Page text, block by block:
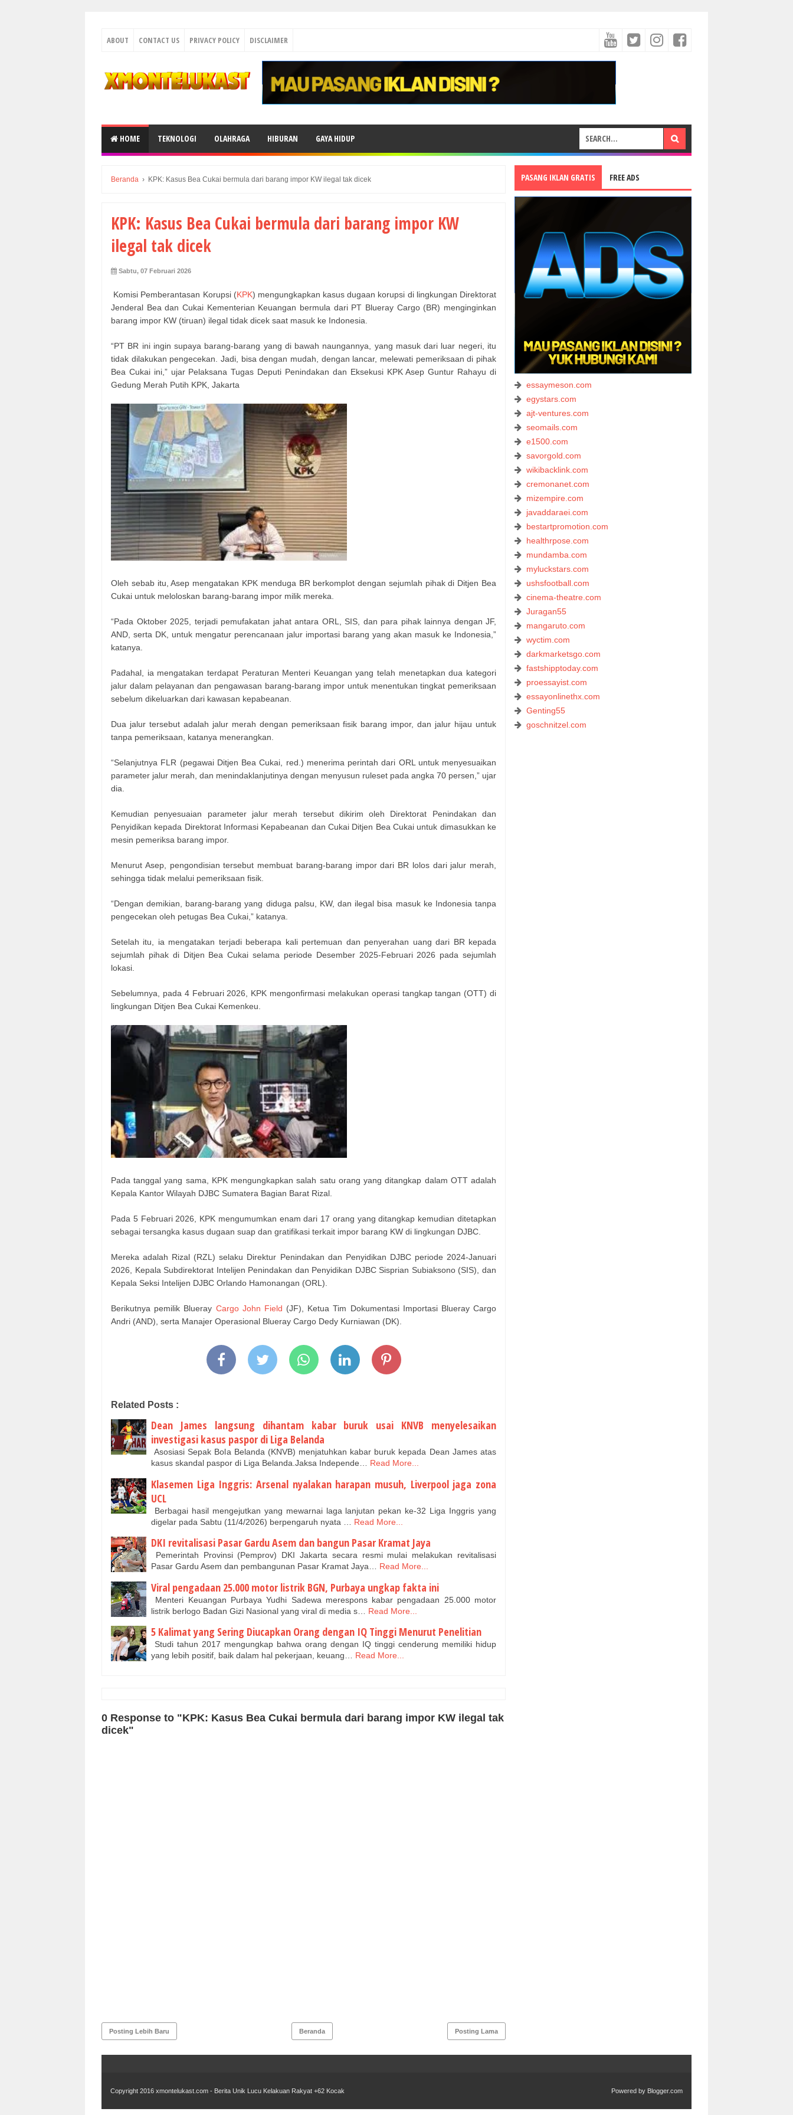
ABOUT CONTACT US PRIVACY POLICY DISCLAIMER
HOME TEKNOLOGI OLAHRAGA HIBURAN GAYA HIDUP
Beranda › KPK: Kasus Bea Cukai bermula dari barang impor KW ilegal tak dicek
KPK: Kasus Bea Cukai bermula dari barang impor KW
ilegal tak dicek
Sabtu, 07 Februari 2026
Komisi Pemberantasan Korupsi (KPK) mengungkapkan kasus dugaan korupsi di lingkungan Direktorat
Jenderal Bea dan Cukai Kementerian Keuangan bermula dari PT Blueray Cargo (BR) menginginkan
barang impor KW (tiruan) ilegal tidak dicek saat masuk ke Indonesia.
“PT BR ini ingin supaya barang-barang yang di bawah naungannya, yang masuk dari luar negeri, itu
tidak dilakukan pengecekan. Jadi, bisa dengan mudah, dengan lancar, melewati pemeriksaan di pihak
Bea Cukai ini,” ujar Pelaksana Tugas Deputi Penindakan dan Eksekusi KPK Asep Guntur Rahayu di
Gedung Merah Putih KPK, Jakarta
Oleh sebab itu, Asep mengatakan KPK menduga BR berkomplot dengan sejumlah pihak di Ditjen Bea
Cukai untuk meloloskan barang-barang impor milik mereka.
“Pada Oktober 2025, terjadi pemufakatan jahat antara ORL, SIS, dan para pihak lainnya dengan JF,
AND, serta DK, untuk mengatur perencanaan jalur importasi barang yang akan masuk ke Indonesia,”
katanya.
Padahal, ia mengatakan terdapat Peraturan Menteri Keuangan yang telah menetapkan dua kategori
jalur dalam pelayanan dan pengawasan barang-barang impor untuk menentukan tingkat pemeriksaan
sebelum dikeluarkan dari kawasan kepabeanan.
Dua jalur tersebut adalah jalur merah dengan pemeriksaan fisik barang impor, dan jalur hijau untuk
tanpa pemeriksaan, katanya menerangkan.
“Selanjutnya FLR (pegawai Ditjen Bea Cukai, red.) menerima perintah dari ORL untuk menyesuaikan
parameter jalur merah, dan menindaklanjutinya dengan menyusun ruleset pada angka 70 persen,” ujar
dia.
Kemudian penyesuaian parameter jalur merah tersebut dikirim oleh Direktorat Penindakan dan
Penyidikan kepada Direktorat Informasi Kepabeanan dan Cukai Ditjen Bea Cukai untuk dimasukkan ke
mesin pemeriksa barang impor.
Menurut Asep, pengondisian tersebut membuat barang-barang impor dari BR lolos dari jalur merah,
sehingga tidak melalui pemeriksaan fisik.
“Dengan demikian, barang-barang yang diduga palsu, KW, dan ilegal bisa masuk ke Indonesia tanpa
pengecekan oleh petugas Bea Cukai,” katanya.
Setelah itu, ia mengatakan terjadi beberapa kali pertemuan dan penyerahan uang dari BR kepada
sejumlah pihak di Ditjen Bea Cukai selama periode Desember 2025-Februari 2026 pada sejumlah
lokasi.
Sebelumnya, pada 4 Februari 2026, KPK mengonfirmasi melakukan operasi tangkap tangan (OTT) di
lingkungan Ditjen Bea Cukai Kemenkeu.
Pada tanggal yang sama, KPK mengungkapkan salah satu orang yang ditangkap dalam OTT adalah
Kepala Kantor Wilayah DJBC Sumatera Bagian Barat Rizal.
Pada 5 Februari 2026, KPK mengumumkan enam dari 17 orang yang ditangkap kemudian ditetapkan
sebagai tersangka kasus dugaan suap dan gratifikasi terkait impor barang KW di lingkungan DJBC.
Mereka adalah Rizal (RZL) selaku Direktur Penindakan dan Penyidikan DJBC periode 2024-Januari
2026, Kepala Subdirektorat Intelijen Penindakan dan Penyidikan DJBC Sisprian Subiaksono (SIS), dan
Kepala Seksi Intelijen DJBC Orlando Hamonangan (ORL).
Berikutnya pemilik Blueray Cargo John Field (JF), Ketua Tim Dokumentasi Importasi Blueray Cargo
Andri (AND), serta Manajer Operasional Blueray Cargo Dedy Kurniawan (DK).
Related Posts :
Dean James langsung dihantam kabar buruk usai KNVB menyelesaikan
investigasi kasus paspor di Liga Belanda
Asosiasi Sepak Bola Belanda (KNVB) menjatuhkan kabar buruk kepada Dean James atas
kasus skandal paspor di Liga Belanda.Jaksa Independe…
Read More...
Klasemen Liga Inggris: Arsenal nyalakan harapan musuh, Liverpool jaga zona
UCL
Berbagai hasil mengejutkan yang mewarnai laga lanjutan pekan ke-32 Liga Inggris yang
digelar pada Sabtu (11/4/2026) berpengaruh nyata …
Read More...
DKI revitalisasi Pasar Gardu Asem dan bangun Pasar Kramat Jaya
Pemerintah Provinsi (Pemprov) DKI Jakarta secara resmi mulai melakukan revitalisasi
Pasar Gardu Asem dan pembangunan Pasar Kramat Jaya…
Read More...
Viral pengadaan 25.000 motor listrik BGN, Purbaya ungkap fakta ini
Menteri Keuangan Purbaya Yudhi Sadewa merespons kabar pengadaan 25.000 motor
listrik berlogo Badan Gizi Nasional yang viral di media s…
Read More...
5 Kalimat yang Sering Diucapkan Orang dengan IQ Tinggi Menurut Penelitian
Studi tahun 2017 mengungkap bahwa orang dengan IQ tinggi cenderung memiliki hidup
yang lebih positif, baik dalam hal pekerjaan, keuang…
Read More...
0 Response to "KPK: Kasus Bea Cukai bermula dari barang impor KW ilegal tak
dicek"
Posting Lebih Baru Posting Lama
Beranda
PASANG IKLAN GRATIS FREE ADS
essaymeson.com
egystars.com
ajt-ventures.com
seomails.com
e1500.com
savorgold.com
wikibacklink.com
cremonanet.com
mizempire.com
javaddaraei.com
bestartpromotion.com
healthrpose.com
mundamba.com
myluckstars.com
ushsfootball.com
cinema-theatre.com
Juragan55
mangaruto.com
wyctim.com
darkmarketsgo.com
fastshipptoday.com
proessayist.com
essayonlinethx.com
Genting55
goschnitzel.com
Copyright 2016 xmontelukast.com - Berita Unik Lucu Kelakuan Rakyat +62 Kocak Powered by Blogger.com